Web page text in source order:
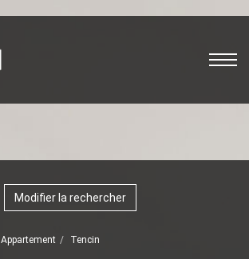
Modifier la rechercher
Appartement Tencin